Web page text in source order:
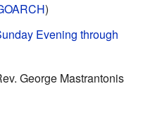
)
Evening through
George Mastrantonis